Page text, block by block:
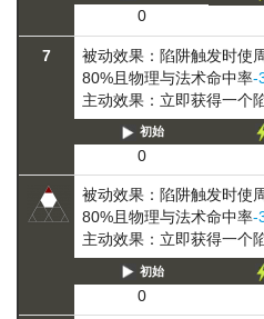
0
7 被动效果：陷阱触发时使
80% 且物理与法术命中率-
主动效果：立即获得一个
初始
0
被动效果：陷阱触发时使
80% 且物理与法术命中率-
主动效果：立即获得一个
初始
0